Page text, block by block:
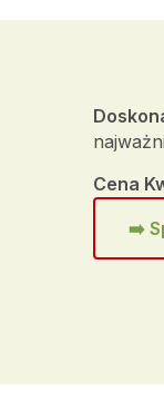
Cena
➡️